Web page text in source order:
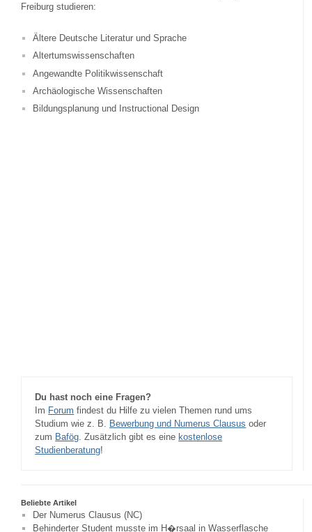
Freiburg studieren:
Ältere Deutsche Literatur und Sprache
Altertumswissenschaften
Angewandte Politikwissenschaft
Archäologische Wissenschaften
Bildungsplanung und Instructional Design
Du hast noch eine Fragen?
Im Forum findest du Hilfe zu vielen Themen rund ums
Studium wie z. B. Bewerbung und Numerus Clausus oder
zum Bafög. Zusätzlich gibt es eine kostenlose
Studienberatung!
Beliebte Artikel
Der Numerus Clausus (NC)
Behinderter Student musste im H�rsaal in Wasserflasche